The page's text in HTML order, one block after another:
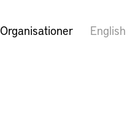
Organisationer English